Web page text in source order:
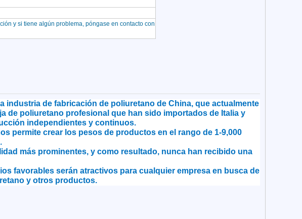
y si tiene algún problema, póngase en contacto con
industria de fabricación de poliuretano de China, que actualmente
de poliuretano profesional que han sido importados de Italia y
independientes y continuos.
permite crear los pesos de productos en el rango de 1-9,000
más prominentes, y como resultado, nunca han recibido una
favorables serán atractivos para cualquier empresa en busca de
y otros productos.